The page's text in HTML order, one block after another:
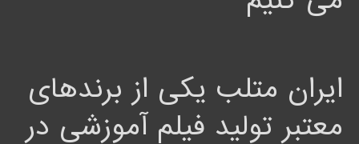
ایران متلب یکی از برندهای
معتبر تولید فیلم آموزشی در